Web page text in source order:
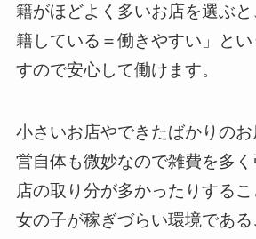
籍がほどよく多いお店を選ぶ
籍している＝働きやすい」とい
すので安心して働けます。
小さいお店やできたばかりの
営自体も微妙なので雑費を多
店の取り分が多かったりするこ
女の子が稼ぎづらい環境であ